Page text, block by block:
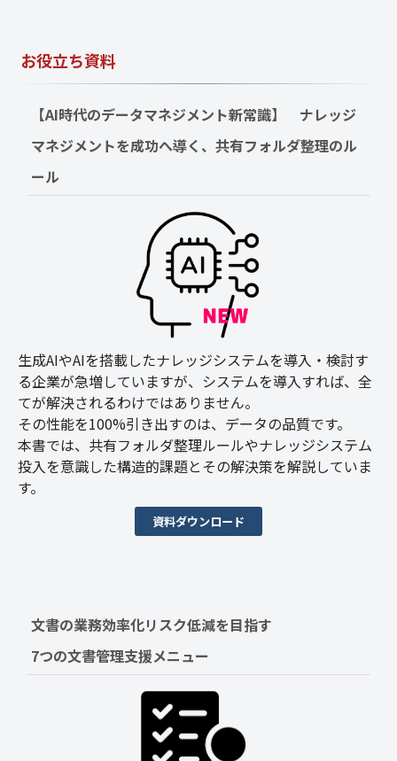
お役立ち資料
【AI時代のデータマネジメント新常識】　ナレッジ
マネジメントを成功へ導く、共有フォルダ整理のル
ール
生成AIやAIを搭載したナレッジシステムを導入・検討す
る企業が急増していますが、システムを導入すれば、全
てが解決されるわけではありません。
その性能を100%引き出すのは、データの品質です。
本書では、共有フォルダ整理ルールやナレッジシステム
投入を意識した構造的課題とその解決策を解説していま
す。
資料ダウンロード
文書の業務効率化リスク低減を目指す
7つの文書管理支援メニュー